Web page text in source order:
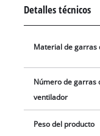
Detalles técnicos
Material de garras
Número de garras
ventilador
Peso del producto